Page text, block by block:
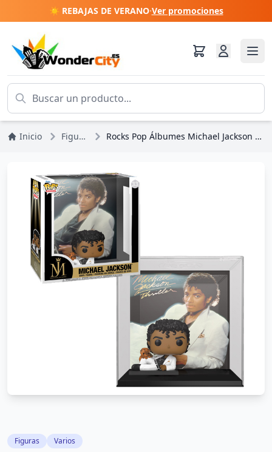
☀️ REBAJAS DE VERANO·Ver promociones
Inicio Figuras Rocks Pop Álbumes Michael Jackson Thriller
Figuras Varios